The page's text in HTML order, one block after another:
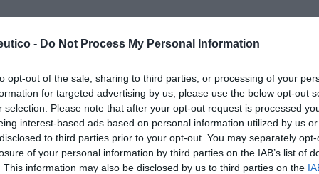
- Do Not Process My Personal Information
opt-out of the sale, sharing to third parties, or processing of your
for targeted advertising by us, please use the below opt-out
selection. Please note that after your opt-out request is processed
interest-based ads based on personal information utilized by us
to third parties prior to your opt-out. You may separately
of your personal information by third parties on the IAB’s list of
This information may also be disclosed by us to third parties on the
a día de hoy «Sanidad no ha informado
de dichos medicamentos», aunque
prospecto y la información necesaria que
el fin de proteger la salud del paciente».